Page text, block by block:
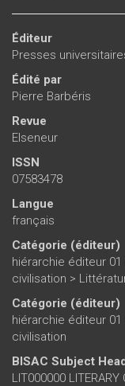
Éditeur
Presses
Édité par
Pierre Barbéris
Revue
Elseneur
ISSN
07583478
Langue
français
Catégorie (éditeur)
hiérarchie éditeur
civilisation >
Catégorie (éditeur)
hiérarchie éditeur
civilisation
BISAC Subject
LIT000000 LITERARY